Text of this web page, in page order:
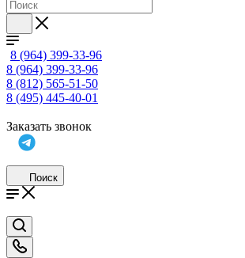
8 (964) 399-33-96
8 (964) 399-33-96
8 (812) 565-51-50
8 (495) 445-40-01
Заказать звонок
Поиск